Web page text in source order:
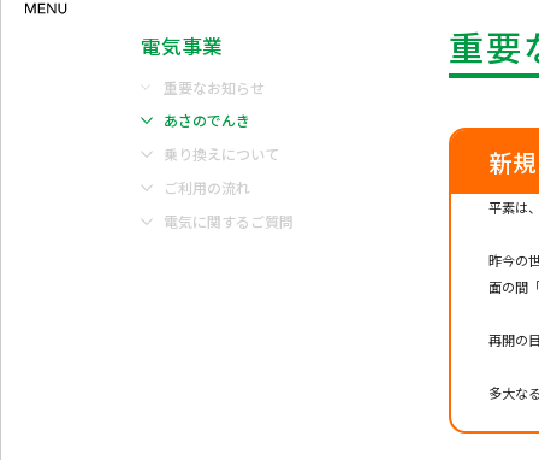
電気事業
重要なお知らせ
あさのでんき
乗り換えについて
ご利用の流れ
電気に関するご質問
重要
新
平素は
昨今の
面の間
再開の
多大な